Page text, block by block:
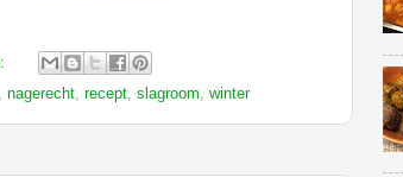
, nagerecht, recept, slagroom, winter